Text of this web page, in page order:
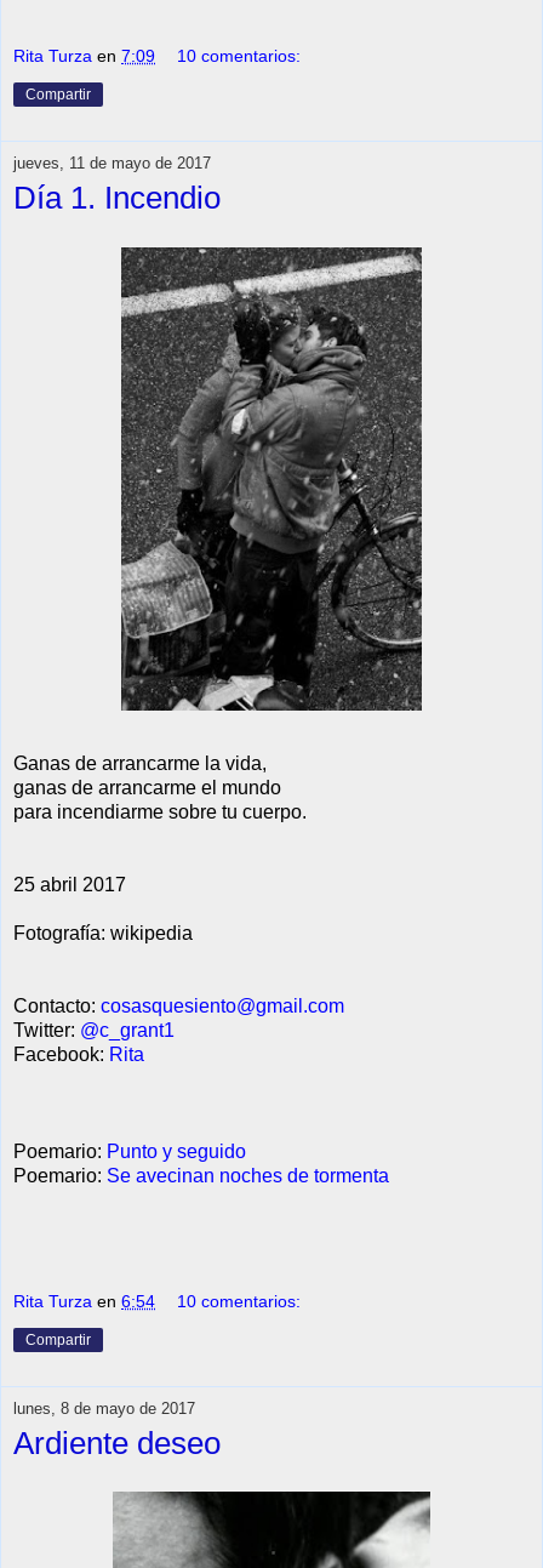
Rita Turza en 7:09 10 comentarios:
Compartir
jueves, 11 de mayo de 2017
Día 1. Incendio
Ganas de arrancarme la vida,
ganas de arrancarme el mundo
para incendiarme sobre tu cuerpo.
25 abril 2017
Fotografía: wikipedia
Contacto: cosasquesiento@gmail.com
Twitter: @c_grant1
Facebook: Rita
Poemario: Punto y seguido
Poemario: Se avecinan noches de tormenta
Rita Turza en 6:54 10 comentarios:
Compartir
lunes, 8 de mayo de 2017
Ardiente deseo